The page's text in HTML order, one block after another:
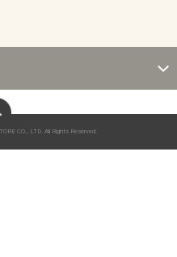
CO., LTD. All Rights Reserved.